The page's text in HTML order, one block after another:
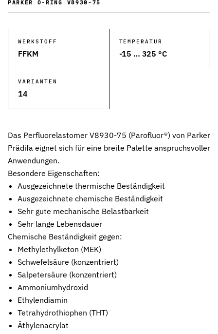
Dichtungen für höchste Ansprüche in Hydraulik und Pneumatik
Kolbendichtungen
O-Ringe
Rotationsdichtungen
Dichtungslösungen für rotierende Wellen und Rotoren
Abstreifer
Effektiver Schutz vor Schmutz, Staub und Feuchtigkeit
Führungsringe
Präzise Führung von Kolben und Stangen, verhindert
Stützringe
Anti-Extrusions-Element, schützt O-Ringe bei hohem Druck
Dämpfungsringe
Kontrollierte Endlagendämpfung im Pneumatikzylinder
Flachdichtungen
Zuverlässige Abdichtung für plane Flächen, Flansche und
Gummiformteile
PARKER O-RING V8930-75
WERKSTOFF
FFKM
TEMPERATUR
-15 … 325 °C
VARIANTEN
14
Das Perfluorelastomer V8930-75 (Parofluor®) von Parker
Prädifa eignet sich für eine breite Palette anspruchsvoller
Anwendungen.
Besondere Eigenschaften:
Ausgezeichnete thermische Beständigkeit
Ausgezeichnete chemische Beständigkeit
Sehr gute mechanische Belastbarkeit
Sehr lange Lebensdauer
Chemische Beständigkeit gegen:
Methylethylketon (MEK)
Schwefelsäure (konzentriert)
Salpetersäure (konzentriert)
Ammoniumhydroxid
Ethylendiamin
Tetrahydrothiophen (THT)
Äthylenacrylat